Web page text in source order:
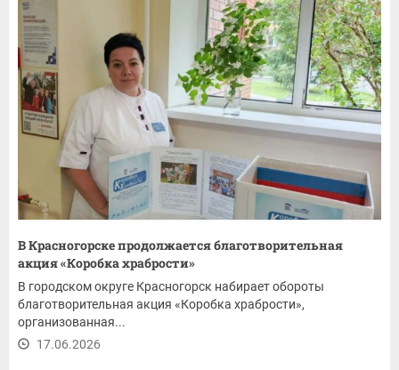
В Красногорске продолжается благотворительная
акция «Коробка храбрости»
В городском округе Красногорск набирает обороты
благотворительная акция «Коробка храбрости»,
организованная...
17.06.2026